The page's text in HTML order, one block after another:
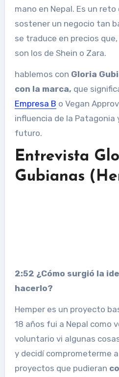
mano en Nepal. Es un
sostener un negocio tan
se traduce en precios
son los de Shein o Zara.
hablemos con Gloria
con la marca, que
Empresa B o Vegan
influencia de la Patagonia
futuro.
Entrevista
Gubianas
2:52 ¿Cómo surgió la
hacerlo?
Hemper es un proyecto
18 años fui a Nepal como
voluntario vi algunas
y decidí comprometerme
proyectos que pudieran